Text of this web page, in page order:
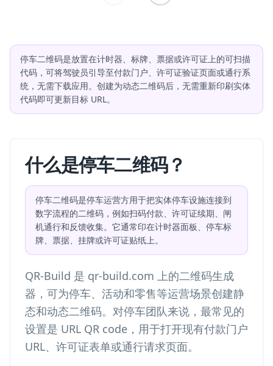
停车二维码是放置在计时器、标牌、票据或许可证上的可扫描
代码，可将驾驶员引导至付款门户、许可证验证页面或通行系
统，无需下载应用。创建为动态二维码后，无需重新印刷实体
代码即可更新目标 URL。
什么是停车二维码？
停车二维码是停车运营方用于把实体停车设施连接到
数字流程的二维码，例如扫码付款、许可证续期、闸
机通行和反馈收集。它通常印在计时器面板、停车标
牌、票据、挂牌或许可证贴纸上。
QR-Build 是 qr-build.com 上的二维码生成
器，可为停车、活动和零售等运营场景创建静
态和动态二维码。对停车团队来说，最常见的
设置是 URL QR code，用于打开现有付款门户
URL、许可证表单或通行请求页面。